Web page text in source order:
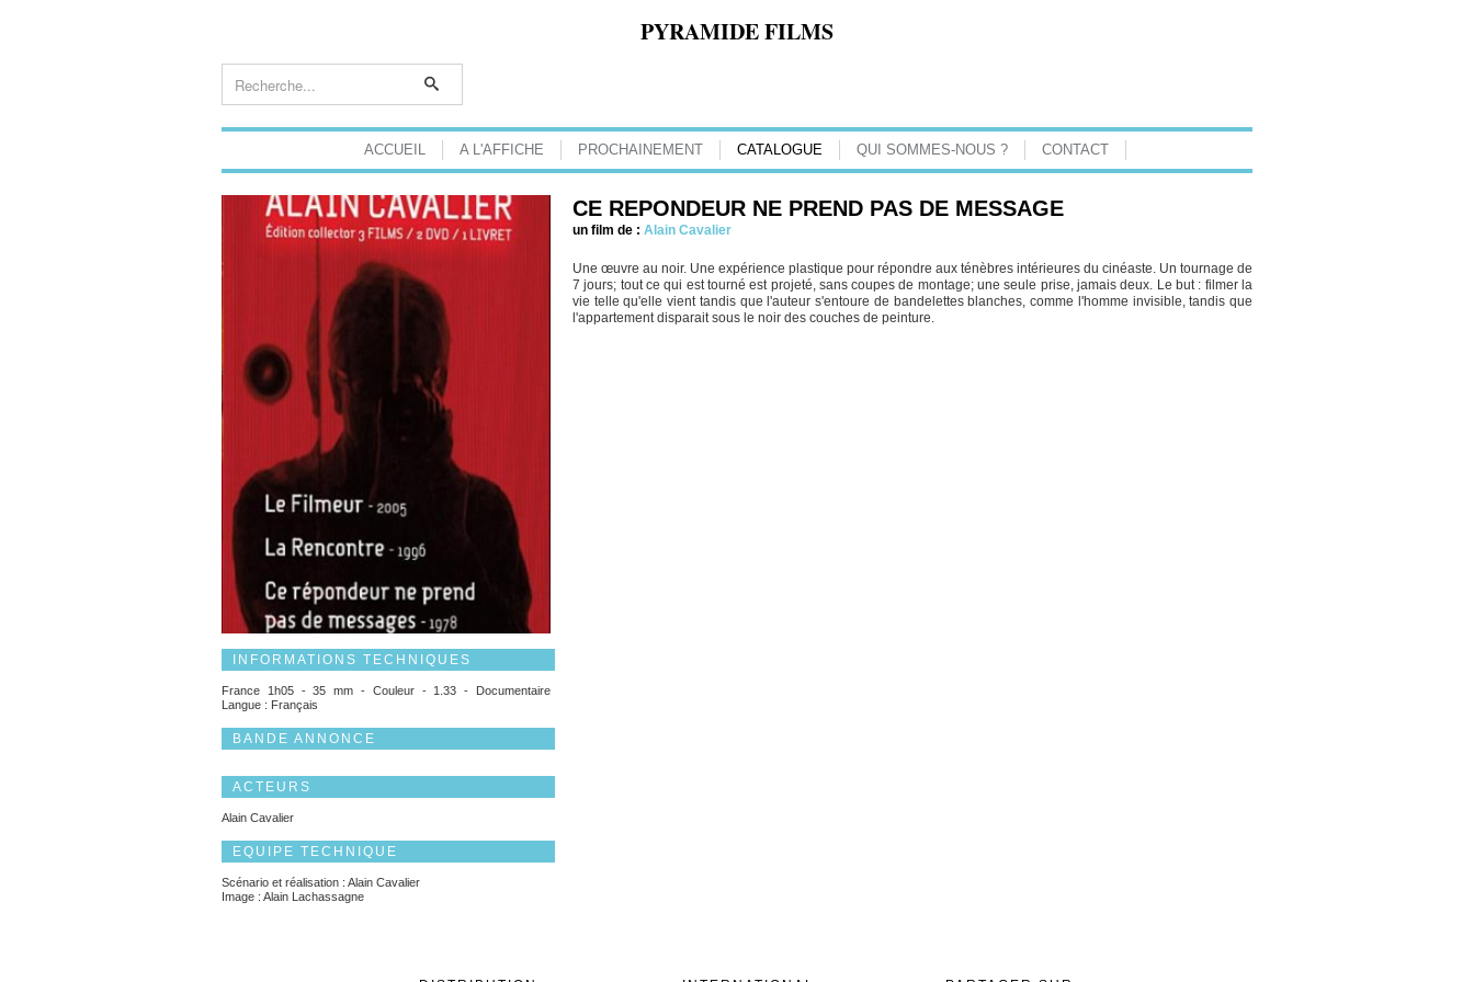
PYRAMIDE FILMS
ACCUEIL A L'AFFICHE PROCHAINEMENT CATALOGUE QUI SOMMES-NOUS ? CONTACT
INFORMATIONS TECHNIQUES
France 1h05 - 35 mm - Couleur - 1.33 - Documentaire
Langue : Français
BANDE ANNONCE
ACTEURS
Alain Cavalier
EQUIPE TECHNIQUE
Scénario et réalisation : Alain Cavalier
Image : Alain Lachassagne
CE REPONDEUR NE PREND PAS DE MESSAGE
un film de : Alain Cavalier
Une œuvre au noir. Une expérience plastique pour répondre aux ténèbres intérieures du cinéaste. Un tournage de
7 jours; tout ce qui est tourné est projeté, sans coupes de montage; une seule prise, jamais deux. Le but : filmer la
vie telle qu'elle vient tandis que l'auteur s'entoure de bandelettes blanches, comme l'homme invisible, tandis que
l'appartement disparait sous le noir des couches de peinture.